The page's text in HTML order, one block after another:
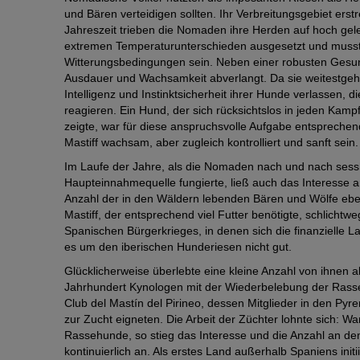
und Bären verteidigen sollten. Ihr Verbreitungsgebiet
Jahreszeit trieben die Nomaden ihre Herden auf hoch
extremen Temperaturunterschieden ausgesetzt und
Witterungsbedingungen sein. Neben einer robusten
Ausdauer und Wachsamkeit abverlangt. Da sie
Intelligenz und Instinktsicherheit ihrer Hunde verlassen,
reagieren. Ein Hund, der sich rücksichtslos in jeden
zeigte, war für diese anspruchsvolle Aufgabe
Mastiff wachsam, aber zugleich kontrolliert und sanft sein.
Im Laufe der Jahre, als die Nomaden nach und nach
Haupteinnahmequelle fungierte, ließ auch das Interesse
Anzahl der in den Wäldern lebenden Bären und Wölfe
Mastiff, der entsprechend viel Futter benötigte,
Spanischen Bürgerkrieges, in denen sich die finanzielle
es um den iberischen Hunderiesen nicht gut.
Glücklicherweise überlebte eine kleine Anzahl von ihnen
Jahrhundert Kynologen mit der Wiederbelebung der
Club del Mastín del Pirineo, dessen Mitglieder in den
zur Zucht eigneten. Die Arbeit der Züchter lohnte sich:
Rassehunde, so stieg das Interesse und die Anzahl an
kontinuierlich an. Als erstes Land außerhalb Spaniens